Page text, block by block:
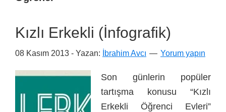
Kızlı Erkekli (İnfografik)
08 Kasım 2013 - Yazan: İbrahim Avcı Yorum yapın
Son günlerin popüler
tartışma konusu “Kızlı
Erkekli Öğrenci Evleri”